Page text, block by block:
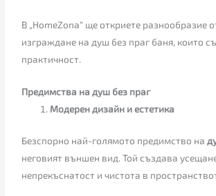
В „HomeZona“ ще откриете разнообразие
изграждане на душ без праг баня, които
практичност.
Предимства на душ без праг
Модерен дизайн и естетика
Безспорно най-голямото предимство на
неговият външен вид. Той създава
непрекъснатост и чистота в